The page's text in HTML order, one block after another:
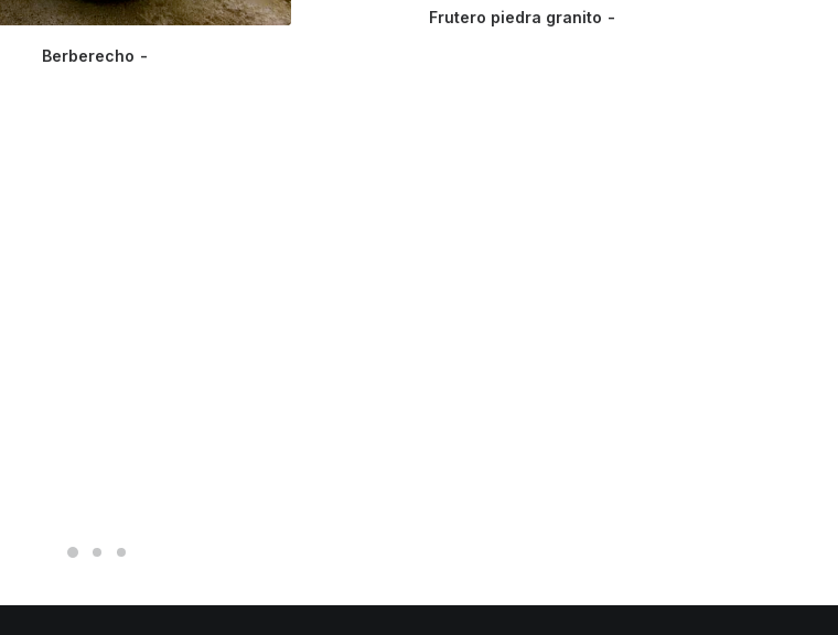
Berberecho
Frutero piedra granito